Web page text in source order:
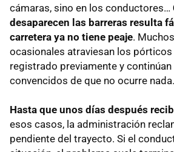
cámaras, sino en los conductores…
desaparecen las barreras resulta
carretera ya no tiene peaje.
ocasionales atraviesan los
registrado previamente y continúan
convencidos de que no ocurre nada.
Hasta que unos días después
esos casos, la administración
pendiente del trayecto. Si el